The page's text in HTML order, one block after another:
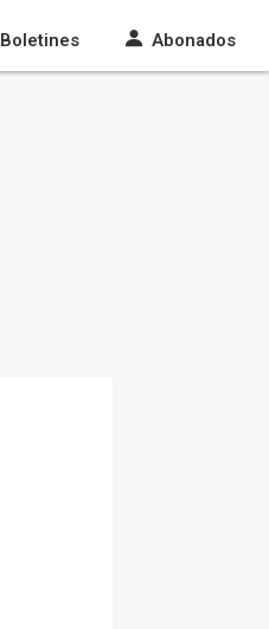
Boletines Abonados